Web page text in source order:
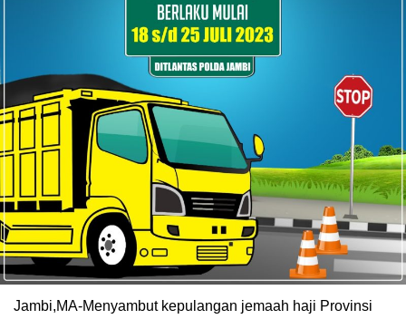
Jambi,MA-Menyambut kepulangan jemaah haji Provinsi